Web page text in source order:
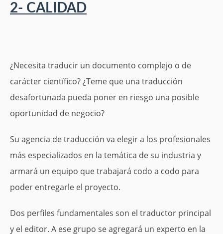
2- CALIDAD
¿Necesita traducir un documento complejo o de
carácter científico? ¿Teme que una traducción
desafortunada pueda poner en riesgo una posible
oportunidad de negocio?
Su agencia de traducción va elegir a los profesionales
más especializados en la temática de su industria y
armará un equipo que trabajará codo a codo para
poder entregarle el proyecto.
Dos perfiles fundamentales son el traductor principal
y el editor. A ese grupo se agregará un experto en la